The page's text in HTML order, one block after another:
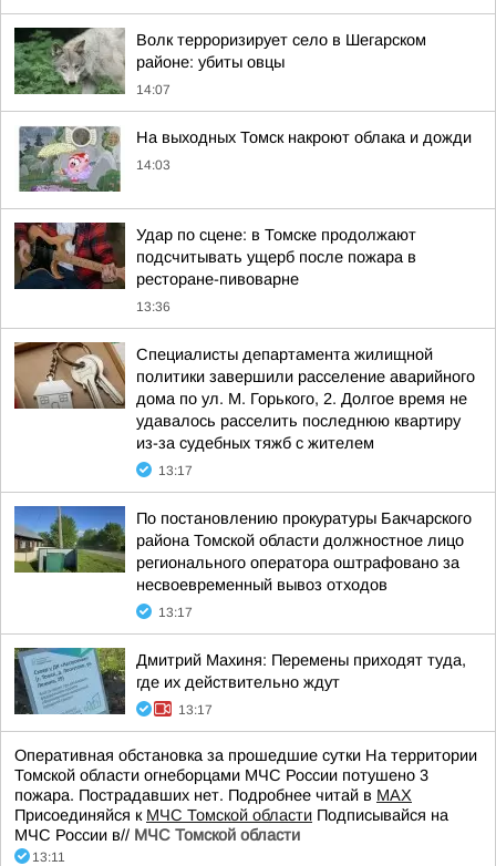
Волк терроризирует село в Шегарском
районе: убиты овцы
14:07
На выходных Томск накроют облака и дожди
14:03
Удар по сцене: в Томске продолжают
подсчитывать ущерб после пожара в
ресторане-пивоварне
13:36
Специалисты департамента жилищной
политики завершили расселение аварийного
дома по ул. М. Горького, 2. Долгое время не
удавалось расселить последнюю квартиру
из-за судебных тяжб с жителем
13:17
По постановлению прокуратуры Бакчарского
района Томской области должностное лицо
регионального оператора оштрафовано за
несвоевременный вывоз отходов
13:17
Дмитрий Махиня: Перемены приходят туда,
где их действительно ждут
13:17
Оперативная обстановка за прошедшие сутки На территории
Томской области огнеборцами МЧС России потушено 3
пожара. Пострадавших нет. Подробнее читай в МАХ
Присоединяйся к МЧС Томской области Подписывайся на
МЧС России в// МЧС Томской области
13:11